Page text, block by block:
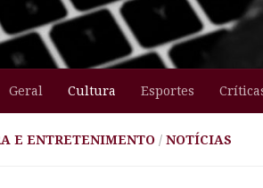
Geral Cultura Esportes
E ENTRETENIMENTO / NOTÍCIAS